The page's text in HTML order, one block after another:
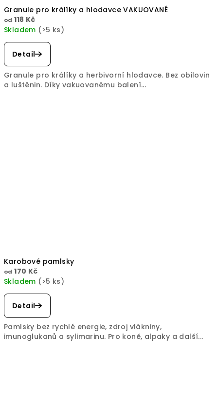
Granule pro králíky a hlodavce VAKUOVANÉ
od 118 Kč
Skladem (>5 ks)
Detail
Granule pro králíky a herbivorní hlodavce. Bez obilovin
a luštěnin. Díky vakuovanému balení...
Karobové pamlsky
od 170 Kč
Skladem (>5 ks)
Detail
Pamlsky bez rychlé energie, zdroj vlákniny,
imunoglukanů a sylimarinu. Pro koně, alpaky a další...